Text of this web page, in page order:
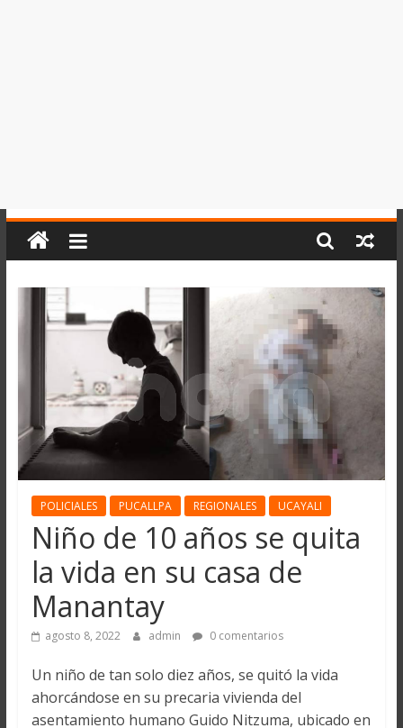
POLICIALES PUCALLPA REGIONALES UCAYALI
Niño de 10 años se quita
la vida en su casa de
Manantay
agosto 8, 2022 admin 0 comentarios
Un niño de tan solo diez años, se quitó la vida
ahorcándose en su precaria vivienda del
asentamiento humano Guido Nitzuma, ubicado en